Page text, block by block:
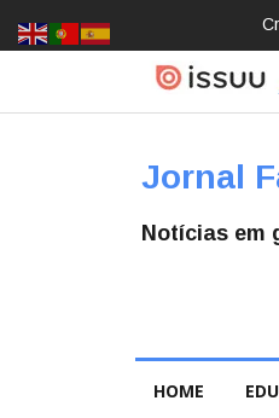
hobbies para desacelerar
Jornal
Notícias em
HOME